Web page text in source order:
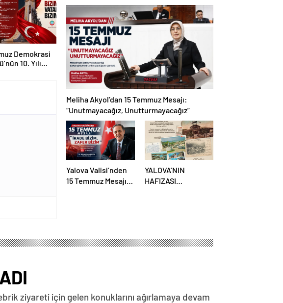
Demokrasi
10. Yılı
hamlesi: 19
kilometrelik çalışma
hedefi
Metrekare Parke
Yatırımı
Meliha Akyol’dan 15 Temmuz Mesajı:
“Unutmayacağız, Unutturmayacağız”
Yalova Valisi’nden
15 Temmuz Mesajı:
YALOVA’NIN
HAFIZASI
ziyareti için gelen konuklarını ağırlamaya devam